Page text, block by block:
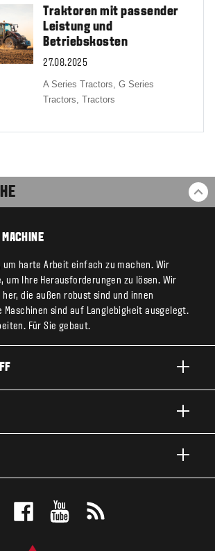
Traktoren mit passender
Leistung und
Betriebskosten
27.08.2025
A Series Tractors,G Series
Tractors,Tractors
harte Arbeit einfach zu machen. Wir
um Ihre Herausforderungen zu lösen. Wir
die außen robust sind und innen
Maschinen sind auf Langlebigkeit ausgelegt.
Für Sie gebaut.